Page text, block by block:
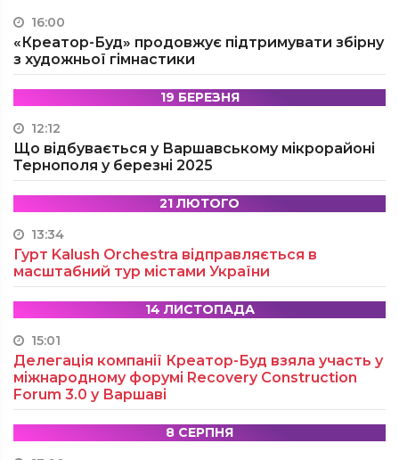
16:00
«Креатор-Буд» продовжує підтримувати збірну
з художньої гімнастики
19 БЕРЕЗНЯ
12:12
Що відбувається у Варшавському мікрорайоні
Тернополя у березні 2025
21 ЛЮТОГО
13:34
Гурт Kalush Orchestra відправляється в
масштабний тур містами України
14 ЛИСТОПАДА
15:01
Делегація компанії Креатор-Буд взяла участь у
міжнародному форумі Recovery Construction
Forum 3.0 у Варшаві
8 СЕРПНЯ